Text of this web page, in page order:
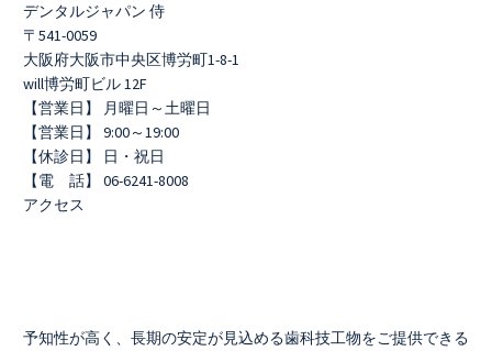
デンタルジャパン 侍
〒541-0059
大阪府大阪市中央区博労町1-8-1
will博労町ビル 12F
【営業日】 月曜日～土曜日
【営業日】 9:00～19:00
【休診日】 日・祝日
【電 話】 06-6241-8008
アクセス
予知性が高く、長期の安定が見込める歯科技工物をご提供できる